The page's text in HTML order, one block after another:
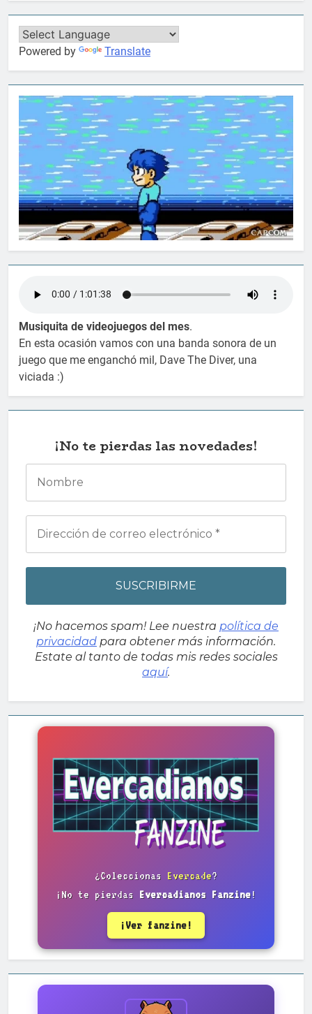
Powered by Translate
Musiquita de videojuegos del mes.
En esta ocasión vamos con una banda sonora de un
juego que me enganchó mil, Dave The Diver, una
viciada :)
¡No te pierdas las novedades!
¡No hacemos spam! Lee nuestra política de
privacidad para obtener más información.
Estate al tanto de todas mis redes sociales
aquí.
¿Coleccionas Evercade?
¡No te pierdas Evercadianos Fanzine!
¡Ver fanzine!